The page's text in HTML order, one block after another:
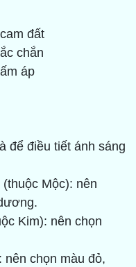
đất
chắn
áp
để điều tiết ánh sáng
Mộc): nên
Kim): nên chọn
chọn màu đỏ,